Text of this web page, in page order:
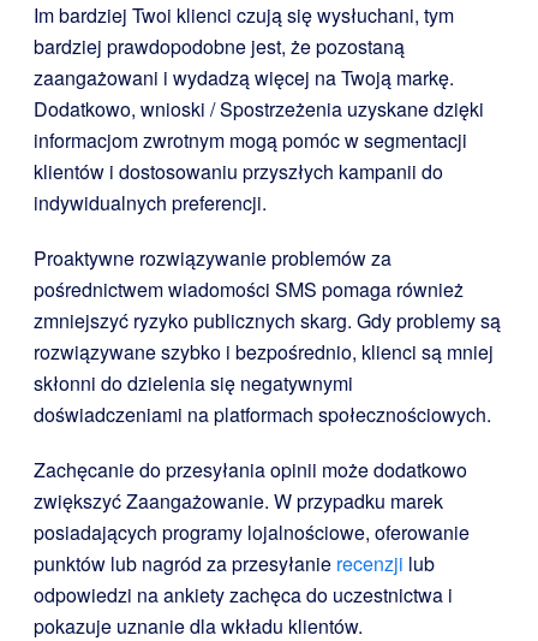
Im bardziej Twoi klienci czują się wysłuchani, tym
bardziej prawdopodobne jest, że pozostaną
zaangażowani i wydadzą więcej na Twoją markę.
Dodatkowo, wnioski / Spostrzeżenia uzyskane dzięki
informacjom zwrotnym mogą pomóc w segmentacji
klientów i dostosowaniu przyszłych kampanii do
indywidualnych preferencji.
Proaktywne rozwiązywanie problemów za
pośrednictwem wiadomości SMS pomaga również
zmniejszyć ryzyko publicznych skarg. Gdy problemy są
rozwiązywane szybko i bezpośrednio, klienci są mniej
skłonni do dzielenia się negatywnymi
doświadczeniami na platformach społecznościowych.
Zachęcanie do przesyłania opinii może dodatkowo
zwiększyć Zaangażowanie. W przypadku marek
posiadających programy lojalnościowe, oferowanie
punktów lub nagród za przesyłanie recenzji lub
odpowiedzi na ankiety zachęca do uczestnictwa i
pokazuje uznanie dla wkładu klientów.